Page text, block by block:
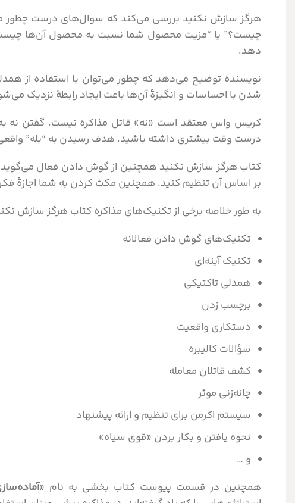
هرگز سازش نکنید بررسی می‌کند که سوال‌های درست چطور
چیست؟” یا “مزیت محصول شما نسبت به محصول آن‌ها
دهد.
نویسنده توضیح می‌دهد که چطور می‌توان با استفاده از
شدن با احساسات و انگیزۀ آن‌ها باعث ایجاد رابطۀ نزدیک
کریس واس معتقد است «نه» قاتل مذاکره نیست. گفتن نه به
درست وقت بیشتری داشته باشید. هدف رسیدن به “بله”
کتاب هرگز سازش نکنید همچنین از گوش دادن فعال می‌گوید
بر اساس آن تنظیم کنید. همچنین مکث کردن به شما اجازۀ
به طور خلاصه برخی از تکنیک‌های مذاکره کتاب هرگز سازش
تکنیک‌های گوش دادن فعالانه
تکنیک آینه‌ای
همدلی تاکتیکی
برچسب زدن
دستکاری واقعیت
سؤالات کالیبره
کشف قاتلان معامله
چانه‌زنی موثر
سیستم اکرمن برای تنظیم و ارائه پیشنهاد
نحوه یافتن و بکار بردن «قوی سیاه»
و
همچنین در قسمت پیوست کتاب بخشی به نام «